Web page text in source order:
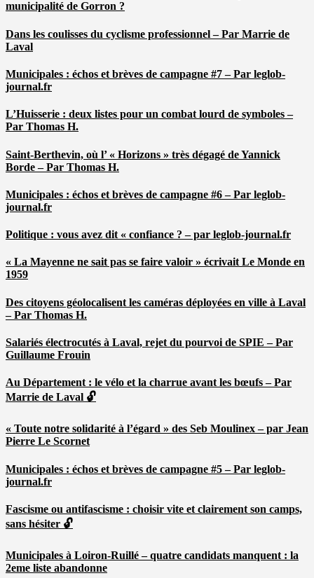
municipalité de Gorron ?
Dans les coulisses du cyclisme professionnel – Par Marrie de
Laval
Municipales : échos et brèves de campagne #7 – Par leglob-
journal.fr
L’Huisserie : deux listes pour un combat lourd de symboles –
Par Thomas H.
Saint-Berthevin, où l’ « Horizons » très dégagé de Yannick
Borde – Par Thomas H.
Municipales : échos et brèves de campagne #6 – Par leglob-
journal.fr
Politique : vous avez dit « confiance ? – par leglob-journal.fr
« La Mayenne ne sait pas se faire valoir » écrivait Le Monde en
1959
Des citoyens géolocalisent les caméras déployées en ville à Laval
– Par Thomas H.
Salariés électrocutés à Laval, rejet du pourvoi de SPIE – Par
Guillaume Frouin
Au Département : le vélo et la charrue avant les bœufs – Par
Marrie de Laval 🔓
« Toute notre solidarité à l’égard » des Seb Moulinex – par Jean
Pierre Le Scornet
Municipales : échos et brèves de campagne #5 – Par leglob-
journal.fr
Fascisme ou antifascisme : choisir vite et clairement son camps,
sans hésiter 🔓
Municipales à Loiron-Ruillé – quatre candidats manquent : la
2eme liste abandonne